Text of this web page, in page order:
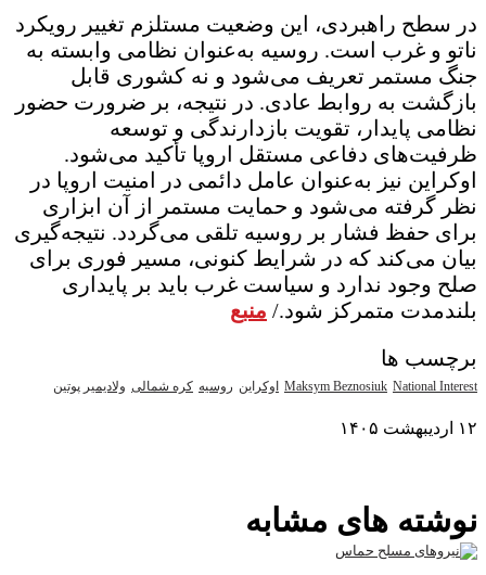
در سطح راهبردی، این وضعیت مستلزم تغییر رویکرد
ناتو و غرب است. روسیه به‌عنوان نظامی وابسته به
جنگ مستمر تعریف می‌شود و نه کشوری قابل
بازگشت به روابط عادی. در نتیجه، بر ضرورت حضور
نظامی پایدار، تقویت بازدارندگی و توسعه
ظرفیت‌های دفاعی مستقل اروپا تأکید می‌شود.
اوکراین نیز به‌عنوان عامل دائمی در امنیت اروپا در
نظر گرفته می‌شود و حمایت مستمر از آن ابزاری
برای حفظ فشار بر روسیه تلقی می‌گردد. نتیجه‌گیری
بیان می‌کند که در شرایط کنونی، مسیر فوری برای
صلح وجود ندارد و سیاست غرب باید بر پایداری
بلندمدت متمرکز شود./ منبع
برچسب ها
Maksym Beznosiuk National Interest اوکراین روسیه کره شمالی ولادیمیر پوتین
۱۲ اردیبهشت ۱۴۰۵
نوشته های مشابه